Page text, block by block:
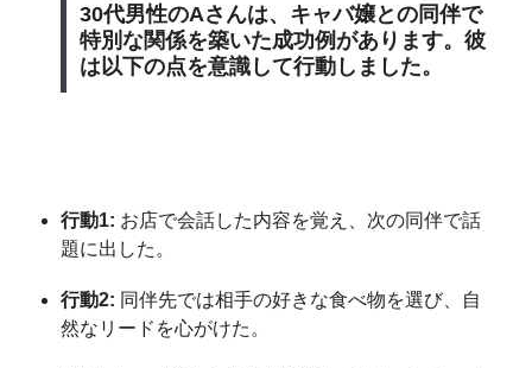
30代男性のAさんは、キャバ嬢との同伴で
特別な関係を築いた成功例があります。彼
は以下の点を意識して行動しました。
行動1: お店で会話した内容を覚え、次の同伴で話
題に出した。
行動2: 同伴先では相手の好きな食べ物を選び、自
然なリードを心がけた。